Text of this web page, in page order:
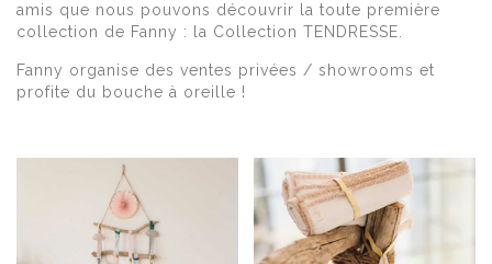
amis que nous pouvons découvrir la toute première
collection de Fanny : la Collection TENDRESSE.
Fanny organise des ventes privées / showrooms et
profite du bouche à oreille !